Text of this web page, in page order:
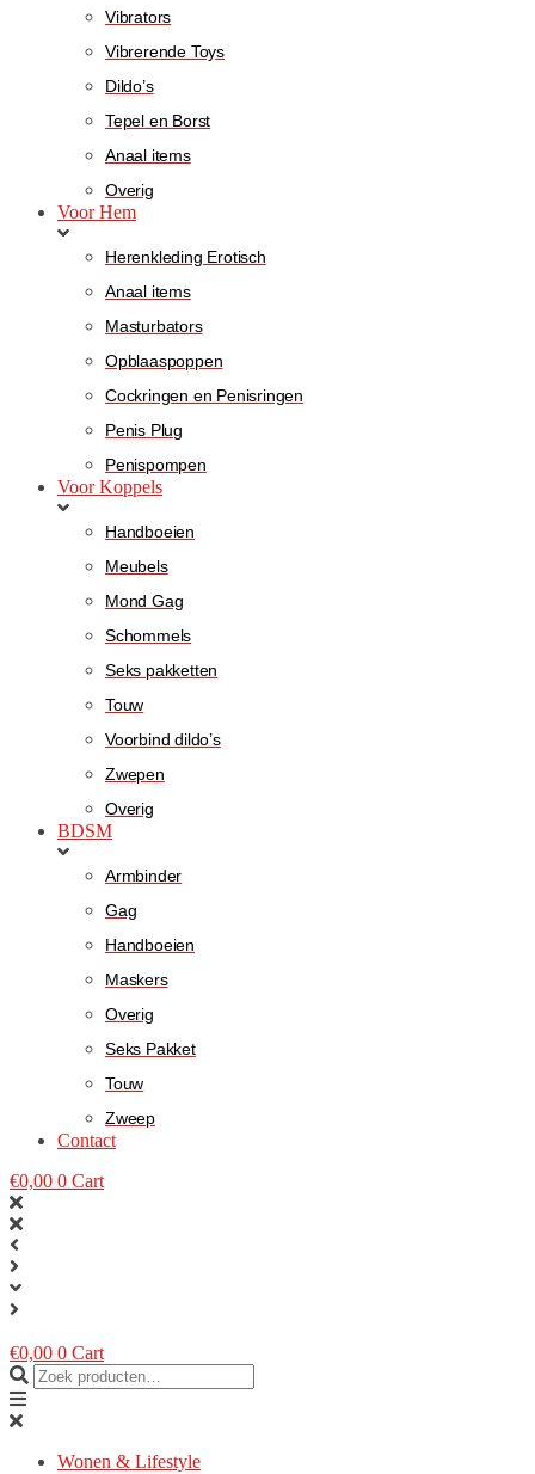
Vibrators
Vibrerende Toys
Dildo’s
Tepel en Borst
Anaal items
Overig
Voor Hem
Herenkleding Erotisch
Anaal items
Masturbators
Opblaaspoppen
Cockringen en Penisringen
Penis Plug
Penispompen
Voor Koppels
Handboeien
Meubels
Mond Gag
Schommels
Seks pakketten
Touw
Voorbind dildo’s
Zwepen
Overig
BDSM
Armbinder
Gag
Handboeien
Maskers
Overig
Seks Pakket
Touw
Zweep
Contact
€0,00 0 Cart
€0,00 0 Cart
Wonen & Lifestyle